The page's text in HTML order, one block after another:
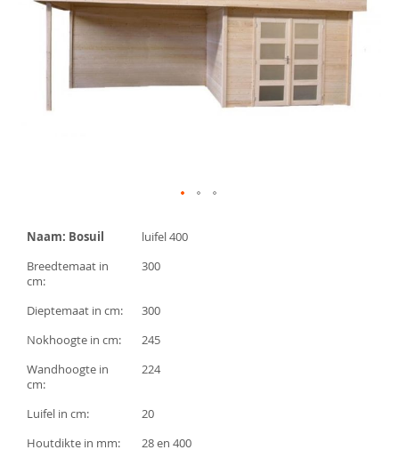
afbeeldingen-
naar
het
begin
van
de
afbeeldingen-
gallerij
Naam: Bosuil
luifel 400
Breedtemaat in
cm:
300
Dieptemaat in cm:
300
Nokhoogte in cm:
245
Wandhoogte in
cm:
224
Luifel in cm:
20
Houtdikte in mm:
28 en 400